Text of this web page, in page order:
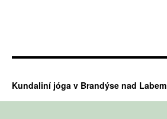
Kundaliní jóga v Brandýse nad Labem